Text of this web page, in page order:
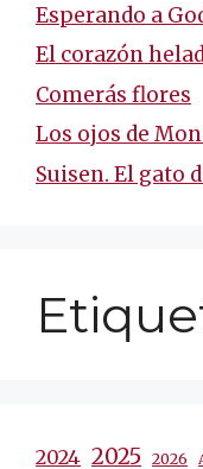
Esperando a
El corazón
Comerás flores
Los ojos de
Suisen. El gato
2024 2025 2026